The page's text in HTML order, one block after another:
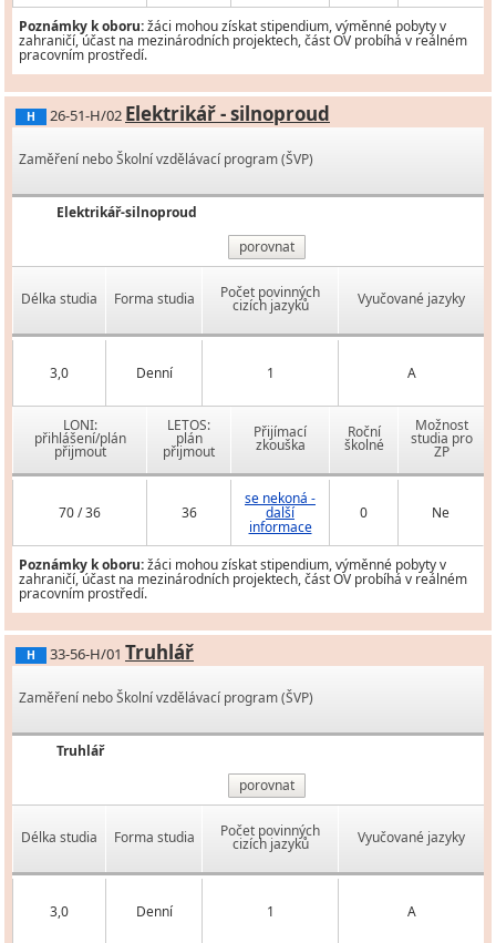
Poznámky k oboru:žáci mohou získat stipendium, výměnné pobyty v
zahraničí, účast na mezinárodních projektech, část OV probíhá v reálném
pracovním prostředí.
H 26-51-H/02 Elektrikář - silnoproud
Zaměření nebo Školní vzdělávací program (ŠVP)
Elektrikář-silnoproud
porovnat
Délka studia Forma studia Počet povinných
cizích jazyků Vyučované jazyky
3,0 Denní 1 A
LONI:
přihlášení/plán
přijmout
LETOS:
plán
přijmout
Přijímací
zkouška
Roční
školné
Možnost
studia pro
ZP
70 / 36 36
se nekoná -
další
informace
0 Ne
Poznámky k oboru:žáci mohou získat stipendium, výměnné pobyty v
zahraničí, účast na mezinárodních projektech, část OV probíhá v reálném
pracovním prostředí.
H 33-56-H/01 Truhlář
Zaměření nebo Školní vzdělávací program (ŠVP)
Truhlář
porovnat
Délka studia Forma studia Počet povinných
cizích jazyků Vyučované jazyky
3,0 Denní 1 A